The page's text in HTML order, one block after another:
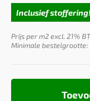
Inclusief
Prijs per m2 excl. 21%
Minimale bestelgrootte: